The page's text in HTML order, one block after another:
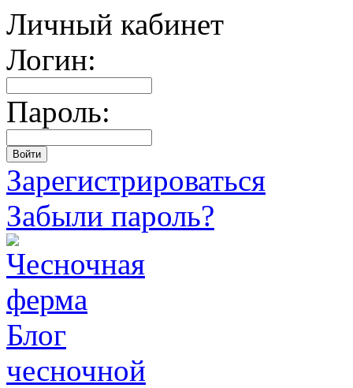
Личный кабинет
Логин:
Пароль:
Зарегистрироваться
Забыли пароль?
Блог
чесночной